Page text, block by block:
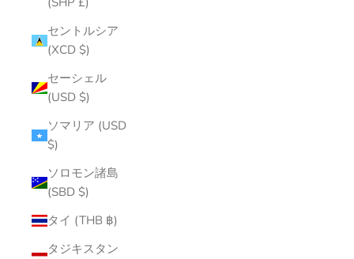
セントルシア
(XCD $)
セーシェル
(USD $)
ソマリア (USD
$)
ソロモン諸島
(SBD $)
タイ (THB ฿)
タジキスタン